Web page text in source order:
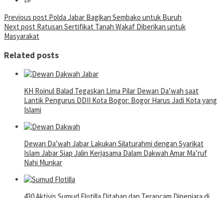
Post
navigation
Previous post Polda Jabar Bagikan Sembako untuk Buruh
Next post Ratusan Sertifikat Tanah Wakaf Diberikan untuk
Masyarakat
Related posts
KH Roinul Balad Tegaskan Lima Pilar Dewan Da’wah saat
Lantik Pengurus DDII Kota Bogor: Bogor Harus Jadi Kota yang
Islami
Dewan Da’wah Jabar Lakukan Silaturahmi dengan Syarikat
Islam Jabar Siap Jalin Kerjasama Dalam Dakwah Amar Ma’ruf
Nahi Munkar